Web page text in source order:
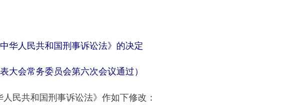
华人民共和国刑事诉讼法》的决定
大会常务委员会第六次会议通过）
民共和国刑事诉讼法》作如下修改：